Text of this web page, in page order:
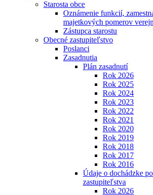
Starosta obce
Oznámenie funkcií,
majetkových pomerov
Zástupca starostu
Obecné zastupiteľstvo
Poslanci
Zasadnutia
Plán zasadnutí
Rok 2026
Rok 2025
Rok 2024
Rok 2023
Rok 2022
Rok 2021
Rok 2020
Rok 2019
Rok 2018
Rok 2017
Rok 2016
Údaje o dochádzke
zastupiteľstva
Rok 2026